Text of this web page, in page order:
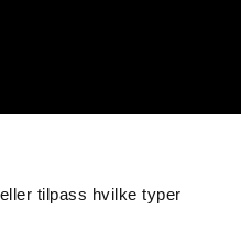
tilpass hvilke typer